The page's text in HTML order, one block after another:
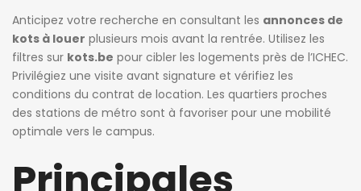
Anticipez votre recherche en consultant les annonces de
kots à louer plusieurs mois avant la rentrée. Utilisez les
filtres sur kots.be pour cibler les logements près de l’ICHEC.
Privilégiez une visite avant signature et vérifiez les
conditions du contrat de location. Les quartiers proches
des stations de métro sont à favoriser pour une mobilité
optimale vers le campus.
Principales